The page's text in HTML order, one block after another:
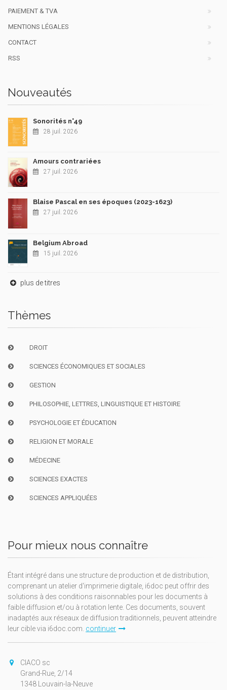
PAIEMENT & TVA
MENTIONS LÉGALES
CONTACT
RSS
Nouveautés
Sonorités n°49
28 juil. 2026
Amours contrariées
27 juil. 2026
Blaise Pascal en ses époques (2023-1623)
27 juil. 2026
Belgium Abroad
15 juil. 2026
plus de titres
Thèmes
DROIT
SCIENCES ÉCONOMIQUES ET SOCIALES
GESTION
PHILOSOPHIE, LETTRES, LINGUISTIQUE ET HISTOIRE
PSYCHOLOGIE ET ÉDUCATION
RELIGION ET MORALE
MÉDECINE
SCIENCES EXACTES
SCIENCES APPLIQUÉES
Pour mieux nous connaître
Étant intégré dans une structure de production et de distribution,
comprenant un atelier d'imprimerie digitale, i6doc peut offrir des
solutions à des conditions raisonnables pour les documents à
faible diffusion et/ou à rotation lente. Ces documents, souvent
inadaptés aux réseaux de diffusion traditionnels, peuvent atteindre
leur cible via i6doc.com. continuer
CIACO sc
Grand-Rue, 2/14
1348 Louvain-la-Neuve